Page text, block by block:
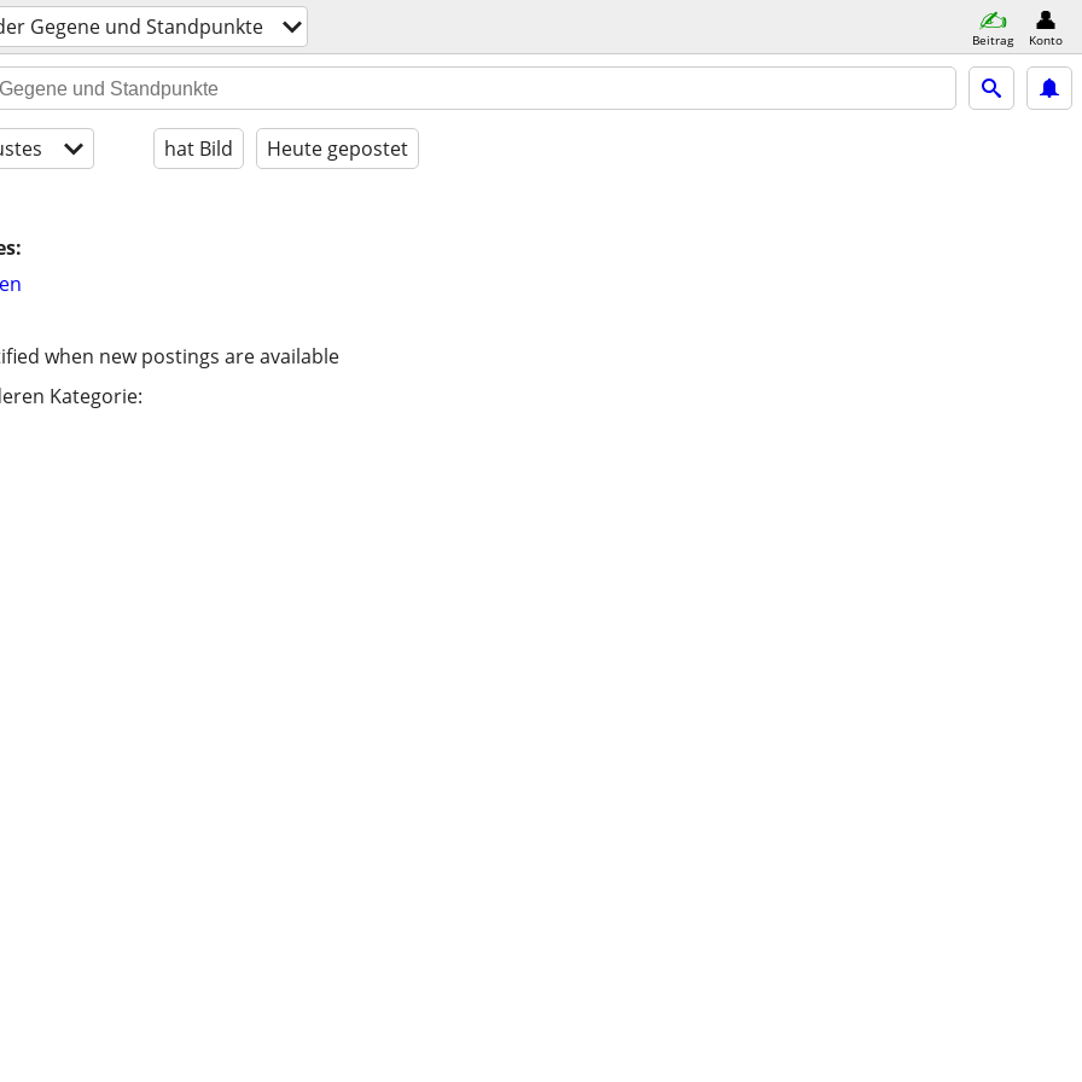
Gegene und Standpunkte Beitrag Konto
hat Bild Heute gepostet
when new postings are available
Kategorie: